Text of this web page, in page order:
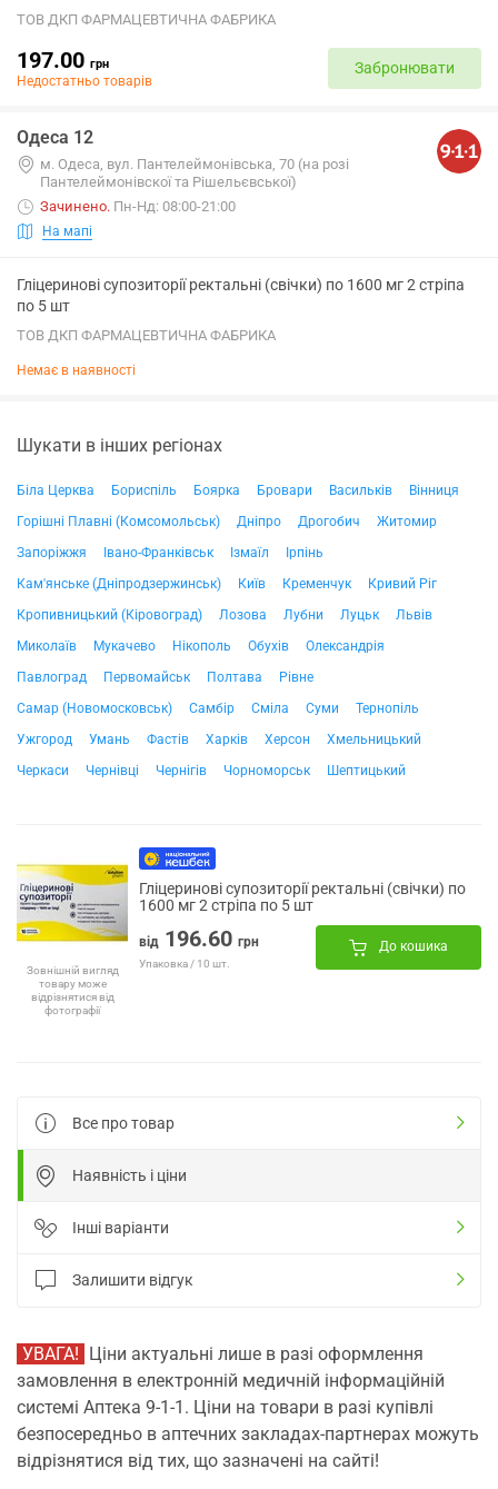
ТОВ ДКП ФАРМАЦЕВТИЧНА ФАБРИКА
197.00 грн
Недостатньо товарів
Забронювати
Одеса 12
м. Одеса, вул. Пантелеймонівська, 70 (на розі
Пантелеймонівскої та Рішельєвської)
Зачинено. Пн-Нд: 08:00-21:00
На мапі
Гліцеринові супозиторії ректальні (свічки) по 1600 мг 2 стріпа
по 5 шт
ТОВ ДКП ФАРМАЦЕВТИЧНА ФАБРИКА
Немає в наявності
Шукати в інших регіонах
Біла Церква Бориспіль Боярка Бровари Васильків
Вінниця
Горішні Плавні (Комсомольськ)
Дніпро Дрогобич
Житомир
Запоріжжя
Івано-Франківськ Ізмаїл
Ірпінь
Кам'янське (Дніпродзержинськ)
Київ Кременчук
Кривий Ріг
Кропивницький (Кіровоград)
Лозова Лубни Луцьк
Львів
Миколаїв
Мукачево Нікополь Обухів
Олександрія
Павлоград
Первомайськ Полтава
Рівне
Самар (Новомосковськ)
Самбір Сміла Суми
Тернопіль
Ужгород
Умань Фастів Харків Херсон
Хмельницький
Черкаси
Чернівці Чернігів Чорноморськ Шептицький
Зовнішній вигляд
товару може
відрізнятися від
фотографії
Гліцеринові супозиторії ректальні (свічки) по
1600 мг 2 стріпа по 5 шт
від 196.60 грн
Упаковка / 10 шт.
До кошика
Все про товар
Наявність і ціни
Інші варіанти
Залишити відгук
УВАГА! Ціни актуальні лише в разі оформлення
замовлення в електронній медичній інформаційній
системі Аптека 9-1-1. Ціни на товари в разі купівлі
безпосередньо в аптечних закладах-партнерах можуть
відрізнятися від тих, що зазначені на сайті!